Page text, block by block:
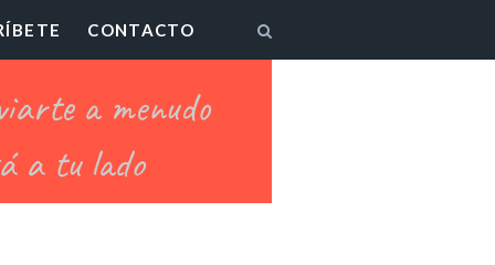
CONTACTO